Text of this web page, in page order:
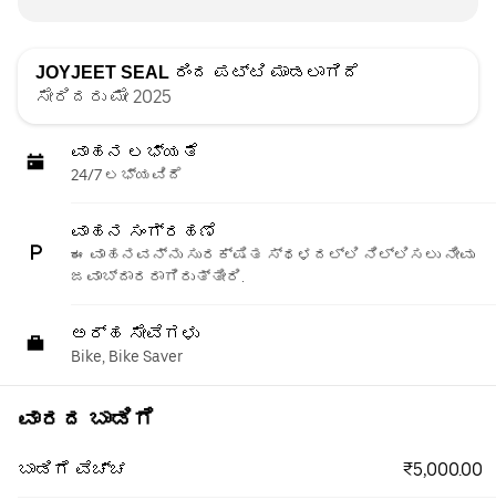
JOYJEET SEAL ರಿಂದ ಪಟ್ಟಿ ಮಾಡಲಾಗಿದೆ
ಸೇರಿದರು ಮೇ 2025
ವಾಹನ ಲಭ್ಯತೆ
24/7 ಲಭ್ಯವಿದೆ
ವಾಹನ ಸಂಗ್ರಹಣೆ
ಈ ವಾಹನವನ್ನು ಸುರಕ್ಷಿತ ಸ್ಥಳದಲ್ಲಿ ನಿಲ್ಲಿಸಲು ನೀವು
ಜವಾಬ್ದಾರರಾಗಿರುತ್ತೀರಿ.
ಅರ್ಹ ಸೇವೆಗಳು
Bike, Bike Saver
ವಾರದ ಬಾಡಿಗೆ
ಬಾಡಿಗೆ ವೆಚ್ಚ ₹5,000.00